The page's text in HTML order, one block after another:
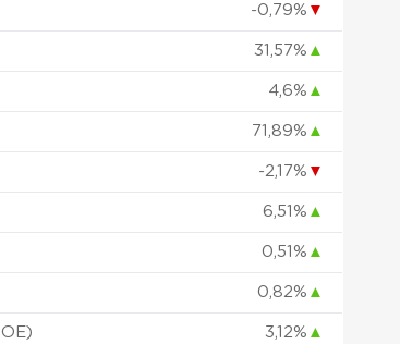
-0,79% ▼
31,57% ▲
4,6% ▲
71,89% ▲
-2,17% ▼
6,51% ▲
0,51% ▲
0,82% ▲
3,12% ▲